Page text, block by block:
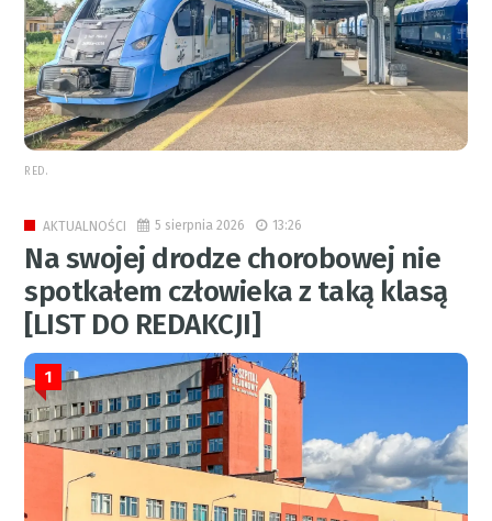
RED.
AKTUALNOŚCI 5 sierpnia 2026 13:26
Na swojej drodze chorobowej nie
spotkałem człowieka z taką klasą
[LIST DO REDAKCJI]
1